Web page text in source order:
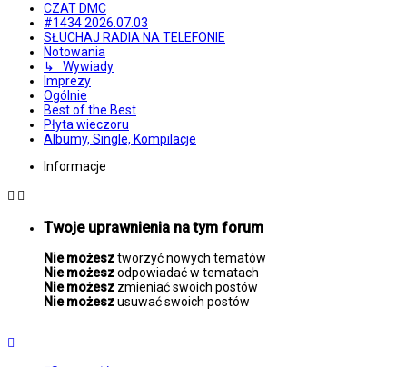
CZAT DMC
#1434 2026.07.03
SŁUCHAJ RADIA NA TELEFONIE
Notowania
↳ Wywiady
Imprezy
Ogólnie
Best of the Best
Płyta wieczoru
Albumy, Single, Kompilacje
Informacje
Twoje uprawnienia na tym forum
Nie możesztworzyć nowych tematów
Nie możeszodpowiadać w tematach
Nie możesz zmieniać swoich postów
Nie możeszusuwać swoich postów